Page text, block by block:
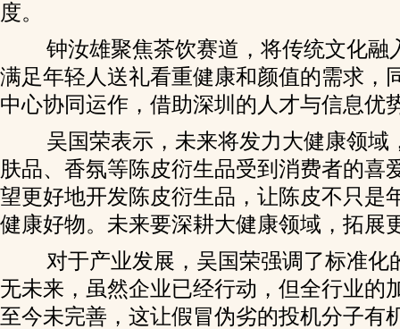
度。
钟汝雄聚焦茶饮赛道，将传统文化融
满足年轻人送礼看重健康和颜值的需求，
中心协同运作，借助深圳的人才与信息优
吴国荣表示，未来将发力大健康领域
肤品、香氛等陈皮衍生品受到消费者的喜
望更好地开发陈皮衍生品，让陈皮不只是
健康好物。未来要深耕大健康领域，拓展
对于产业发展，吴国荣强调了标准化
无未来，虽然企业已经行动，但全行业的
至今未完善，这让假冒伪劣的投机分子有